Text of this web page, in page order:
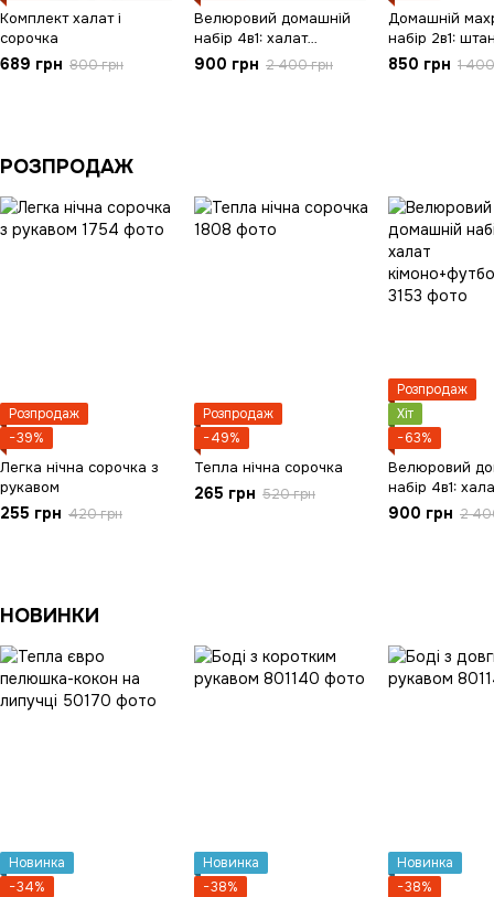
Комплект халат і
сорочка
689 грн 800 грн
Велюровий домашній
набір 4в1: халат
кімоно+футболка+шорт
и+штани
900 грн 2 400 грн
Домашній
набір 2в1:
850 грн 1
РОЗПРОДАЖ
Розпродаж
−39%
Легка нічна сорочка з
рукавом
255 грн 420 грн
Розпродаж
−49%
Тепла нічна сорочка
265 грн 520 грн
Розпродаж
Хіт
−63%
Велюровий
набір 4в1:
и+штани
900 грн 2
НОВИНКИ
Новинка
−34%
Новинка
−38%
Новинка
−38%